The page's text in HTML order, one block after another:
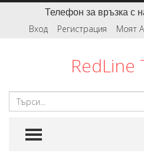
Телефон за връзка с
Вход Регистрация Моят
RedLine
TOGGLE MENU